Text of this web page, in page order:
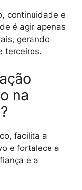
continuidade e
é agir apenas
gerando
terceiros.
na
facilita a
e fortalece a
e a